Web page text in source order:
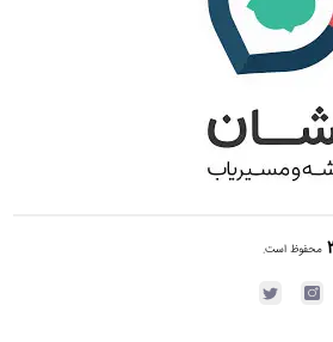
محفوظ است.